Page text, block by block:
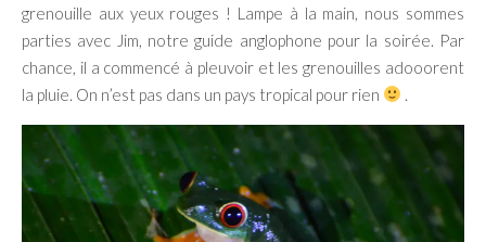
grenouille aux yeux rouges ! Lampe à la main, nous sommes
parties avec Jim, notre guide anglophone pour la soirée. Par
chance, il a commencé à pleuvoir et les grenouilles adooorent
la pluie. On n’est pas dans un pays tropical pour rien
.